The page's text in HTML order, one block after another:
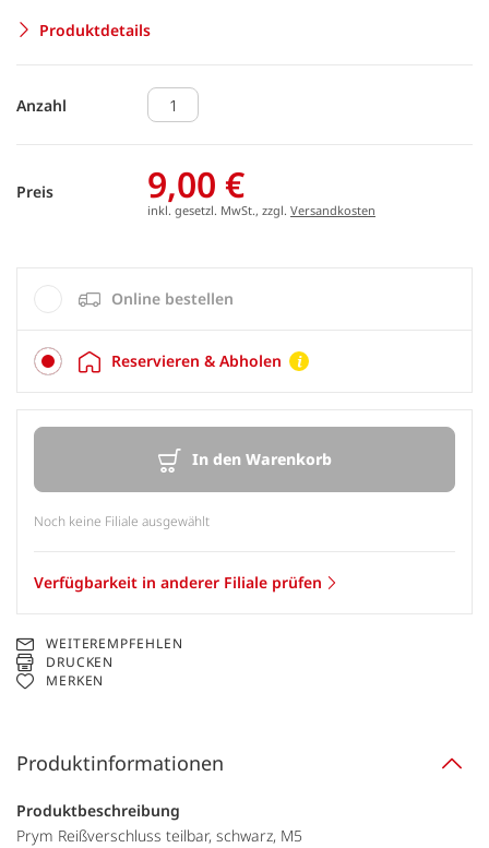
Produktdetails
Anzahl
Preis 9,00 €
inkl. gesetzl. MwSt., zzgl. Versandkosten
Online bestellen
Reservieren & Abholen
In den Warenkorb
Noch keine Filiale ausgewählt
Verfügbarkeit in anderer Filiale prüfen
WEITEREMPFEHLEN
DRUCKEN
MERKEN
Produktinformationen
Produktbeschreibung
Prym Reißverschluss teilbar, schwarz, M5